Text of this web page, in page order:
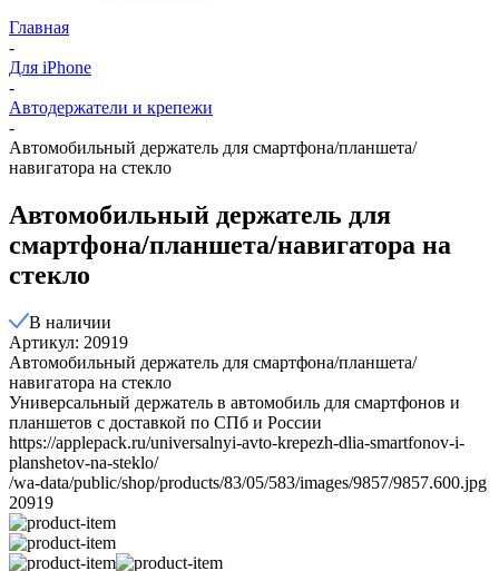
Главная
-
Для iPhone
-
Автодержатели и крепежи
-
Автомобильный держатель для смартфона/планшета/
навигатора на стекло
Автомобильный держатель для
смартфона/планшета/навигатора на
стекло
В наличии
Артикул: 20919
Автомобильный держатель для смартфона/планшета/
навигатора на стекло
Универсальный держатель в автомобиль для смартфонов и
планшетов с доставкой по СПб и России
https://applepack.ru/universalnyi-avto-krepezh-dlia-smartfonov-i-
planshetov-na-steklo/
/wa-data/public/shop/products/83/05/583/images/9857/9857.600.jpg
20919